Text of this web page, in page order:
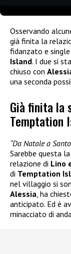
Osservando
già finita la
fidanzato e
Island. I due si
chiuso con
una seconda
Già finita la
Temptation
“Da Natale a
Sarebbe questa
relazione di Lino
di Temptation
nel villaggio si
Alessia, ha
anticipato. Ed è
minacciato di